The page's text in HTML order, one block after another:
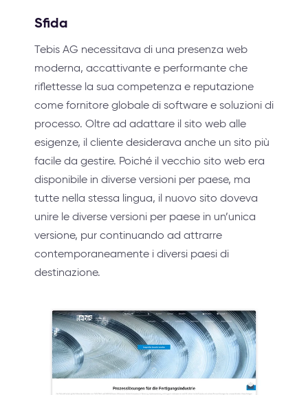
Sfida
Tebis AG necessitava di una presenza web
moderna, accattivante e performante che
riflettesse la sua competenza e reputazione
come fornitore globale di software e soluzioni di
processo. Oltre ad adattare il sito web alle
esigenze, il cliente desiderava anche un sito più
facile da gestire. Poiché il vecchio sito web era
disponibile in diverse versioni per paese, ma
tutte nella stessa lingua, il nuovo sito doveva
unire le diverse versioni per paese in un’unica
versione, pur continuando ad attrarre
contemporaneamente i diversi paesi di
destinazione.